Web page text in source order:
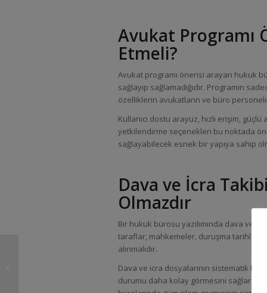
Avukat Programı
Etmeli?
Avukat programı önerisi arayan hukuk
sağlayıp sağlamadığıdır. Programın
özelliklerin avukatların ve büro
Kullanıcı dostu arayüz, hızlı erişim,
yetkilendirme seçenekleri bu noktada
sağlayabilecek esnek bir yapıya sahip
Dava ve İcra
Olmazdır
Bir hukuk bürosu yazılımında dava ve
taraflar, mahkemeler, duruşma tarihleri,
alınmalıdır.
Dava ve icra dosyalarının sistematik
durumu daha kolay görmesini sağlar.